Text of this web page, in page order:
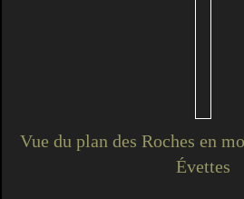
Vue du plan des Roches en
Évettes